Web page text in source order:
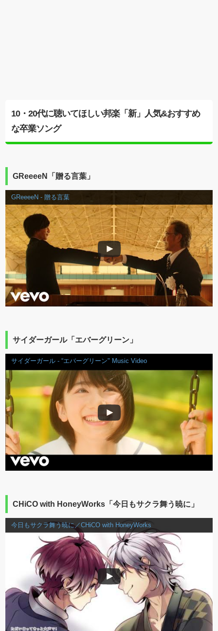
10・20代に聴いてほしい邦楽「新」人気&おすすめ
な卒業ソング
GReeeeN「贈る言葉」
GReeeeN - 贈る言葉
サイダーガール「エバーグリーン」
サイダーガール - “エバーグリーン" Music Video
CHiCO with HoneyWorks「今日もサクラ舞う暁に」
今日もサクラ舞う暁に／CHiCO with HoneyWorks